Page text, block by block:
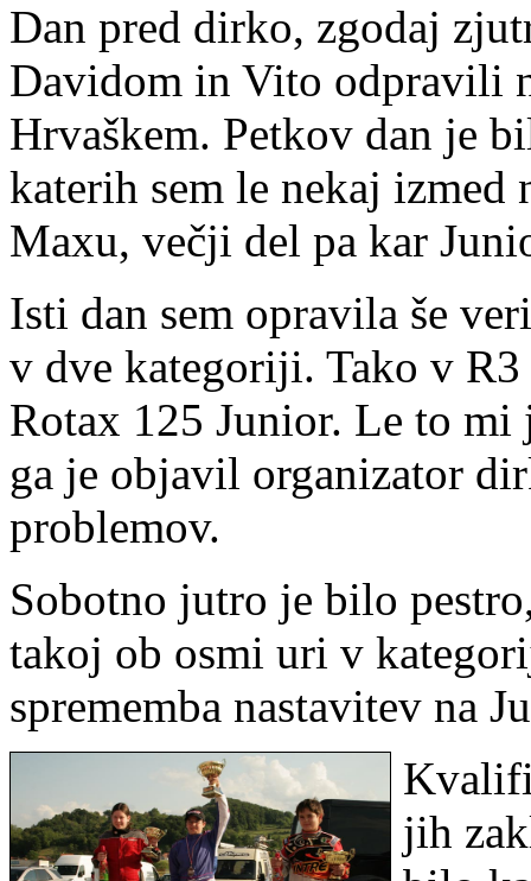
Dan pred dirko, zgodaj
Davidom in Vito odpravili
Hrvaškem. Petkov dan je
katerih sem le nekaj
Maxu, večji del pa kar
Isti dan sem opravila še
v dve kategoriji. Tako v
Rotax 125 Junior. Le to
ga je objavil organizator
problemov.
Sobotno jutro je bilo
takoj ob osmi uri v
sprememba nastavitev na
jih